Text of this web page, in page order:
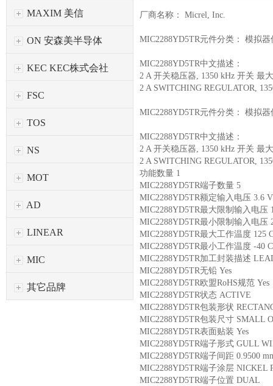
MAXIM 美信
ON 安森美半导体
KEC KEC株式会社
FSC
TOS
NS
MOT
AD
LINEAR
MIC
其它品牌
厂商名称： Micrel, Inc.
MIC2288YD5TR元件分类： 模拟
MIC2288YD5TR中文描述：
2 A 开关稳压器, 1350 kHz 开关 最
2 A SWITCHING REGULATOR,
MIC2288YD5TR元件分类： 模拟
MIC2288YD5TR中文描述：
2 A 开关稳压器, 1350 kHz 开关 最
2 A SWITCHING REGULATOR,
功能数量 1
MIC2288YD5TR端子数量 5
MIC2288YD5TR额定输入电压 3.6
MIC2288YD5TR最大限制输入电
MIC2288YD5TR最小限制输入电
MIC2288YD5TR最大工作温度 125
MIC2288YD5TR最小工作温度 -40
MIC2288YD5TR加工封装描述
MIC2288YD5TR无铅 Yes
MIC2288YD5TR欧盟RoHS规范
MIC2288YD5TR状态 ACTIVE
MIC2288YD5TR包装形状
MIC2288YD5TR包装尺寸 SMALL
MIC2288YD5TR表面贴装 Yes
MIC2288YD5TR端子形式 GULL
MIC2288YD5TR端子间距 0.9500
MIC2288YD5TR端子涂层
MIC2288YD5TR端子位置 DUAL